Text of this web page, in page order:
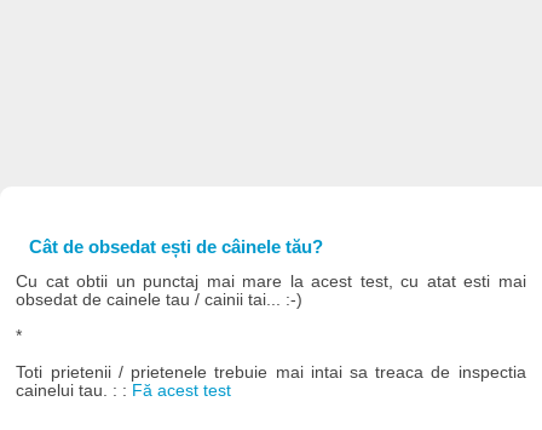
Cât de obsedat ești de câinele tău?
Cu cat obtii un punctaj mai mare la acest test, cu atat esti mai
obsedat de cainele tau / cainii tai... :-)
*
Toti prietenii / prietenele trebuie mai intai sa treaca de inspectia
cainelui tau. : : Fă acest test